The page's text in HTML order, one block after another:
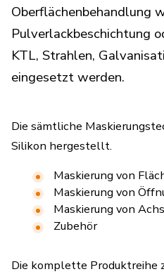
Oberflächenbehandlung
Pulverlackbeschichtung
KTL, Strahlen,
eingesetzt werden.
Die sämtliche
Silikon hergestellt.
Maskierung von
Maskierung von
Maskierung von
Zubehör
Die komplette Produktreihe